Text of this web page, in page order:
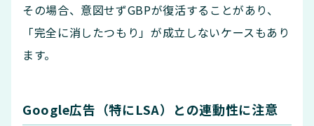
その場合、意図せずGBPが復活することがあり、
「完全に消したつもり」が成立しないケースもあり
ます。
Google広告（特にLSA）との連動性に注意